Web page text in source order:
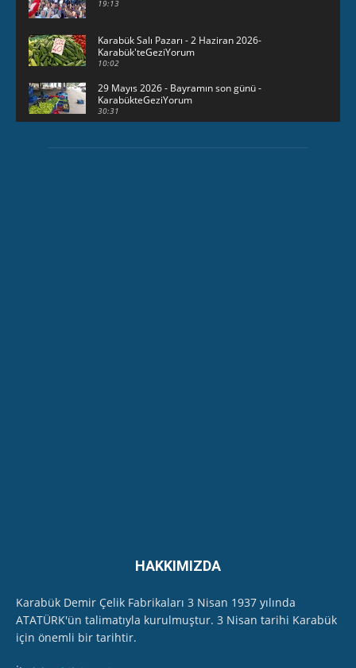
19:13
Karabük Salı Pazarı - 2 Haziran 2026-
Karabük'teGeziYorum
10:02
29 Mayıs 2026 - Bayramın son günü -
KarabükteGeziYorum
30:31
Valiliği Havuzlubahçe'de bayramlaşma
HAKKIMIZDA
Karabük Demir Çelik Fabrikaları 3 Nisan 1937 yılında
ATATÜRK'ün talimatıyla kurulmuştur. 3 Nisan tarihi Karabük
için önemli bir tarihtir.